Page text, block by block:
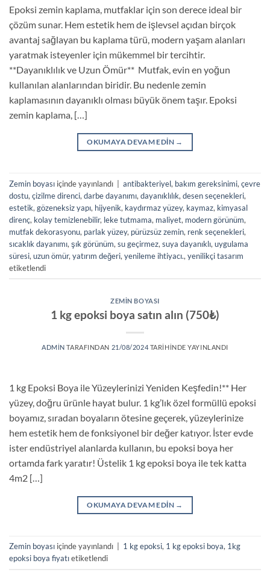
Epoksi zemin kaplama, mutfaklar için son derece ideal bir
çözüm sunar. Hem estetik hem de işlevsel açıdan birçok
avantaj sağlayan bu kaplama türü, modern yaşam alanları
yaratmak isteyenler için mükemmel bir tercihtir.
**Dayanıklılık ve Uzun Ömür** Mutfak, evin en yoğun
kullanılan alanlarından biridir. Bu nedenle zemin
kaplamasının dayanıklı olması büyük önem taşır. Epoksi
zemin kaplama, […]
OKUMAYA DEVAM EDIN →
Zemin boyası içinde yayınlandı antibakteriyel, bakım gereksinimi, çevre
dostu, çizilme direnci, darbe dayanımı, dayanıklılık, desen seçenekleri,
estetik, gözeneksiz yapı, hijyenik, kaydırmaz yüzey, kaymaz, kimyasal
direnç, kolay temizlenebilir, leke tutmama, maliyet, modern görünüm,
mutfak dekorasyonu, parlak yüzey, pürüzsüz zemin, renk seçenekleri,
sıcaklık dayanımı, şık görünüm, su geçirmez, suya dayanıklı, uygulama
süresi, uzun ömür, yatırım değeri, yenileme ihtiyacı., yenilikçi tasarım
etiketlendi
ZEMIN BOYASI
1 kg epoksi boya satın alın (750₺)
ADMIN TARAFINDAN 21/08/2024TARIHINDE YAYINLANDI
1 kg Epoksi Boya ile Yüzeylerinizi Yeniden Keşfedin!** Her
yüzey, doğru ürünle hayat bulur. 1 kg’lık özel formüllü epoksi
boyamız, sıradan boyaların ötesine geçerek, yüzeylerinize
hem estetik hem de fonksiyonel bir değer katıyor. İster evde
ister endüstriyel alanlarda kullanın, bu epoksi boya her
ortamda fark yaratır! Üstelik 1 kg epoksi boya ile tek katta
4m2 […]
OKUMAYA DEVAM EDIN →
Zemin boyası içinde yayınlandı 1 kg epoksi, 1 kg epoksi boya, 1kg
epoksi boya fiyatıetiketlendi